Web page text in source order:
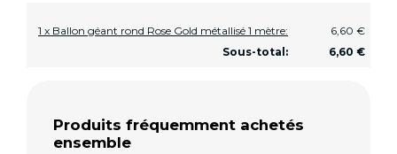
1 x Ballon géant rond Rose Gold métallisé 1 mètre:
6,60 €
Sous-total:
6,60 €
Produits fréquemment achetés
ensemble